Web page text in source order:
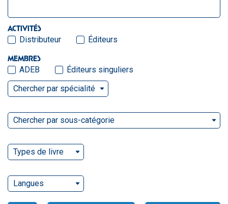
ACTIVITÉS
Distributeur Éditeurs
MEMBRES
ADEB
Éditeurs singuliers
Chercher par spécialité
Chercher par sous-catégorie
Types de livre
Langues